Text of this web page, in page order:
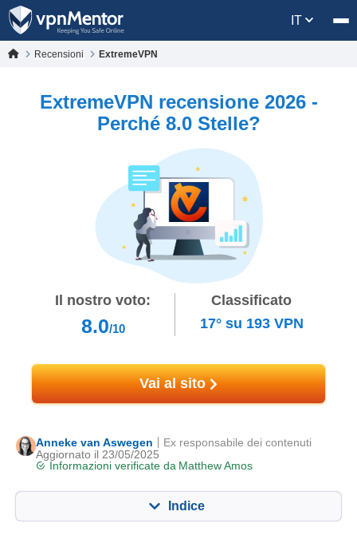
IT
Recensioni ExtremeVPN
ExtremeVPN recensione 2026 -
Perché 8.0 Stelle?
Il nostro voto:
8.0/10
Classificato
17°su 193VPN
Vai al sito
Anneke van Aswegen
Aggiornato il 23/05/2025
Informazioni verificate da Matthew Amos
Ex responsabile dei contenuti
Indice